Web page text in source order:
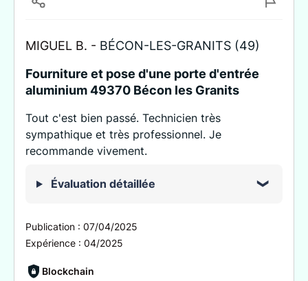
MIGUEL B. - BÉCON-LES-GRANITS (49)
Fourniture et pose d'une porte d'entrée
aluminium 49370 Bécon les Granits
Tout c'est bien passé. Technicien très
sympathique et très professionnel. Je
recommande vivement.
Évaluation détaillée
Publication : 07/04/2025
Expérience : 04/2025
Blockchain